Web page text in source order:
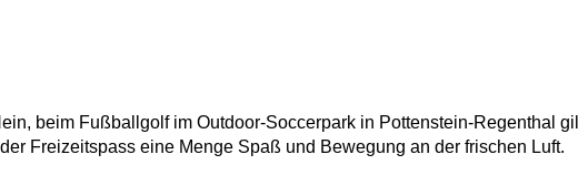
beim Fußballgolf im Outdoor-Soccerpark in Pottenstein-Regenthal
Freizeitspass eine Menge Spaß und Bewegung an der frischen Luft.